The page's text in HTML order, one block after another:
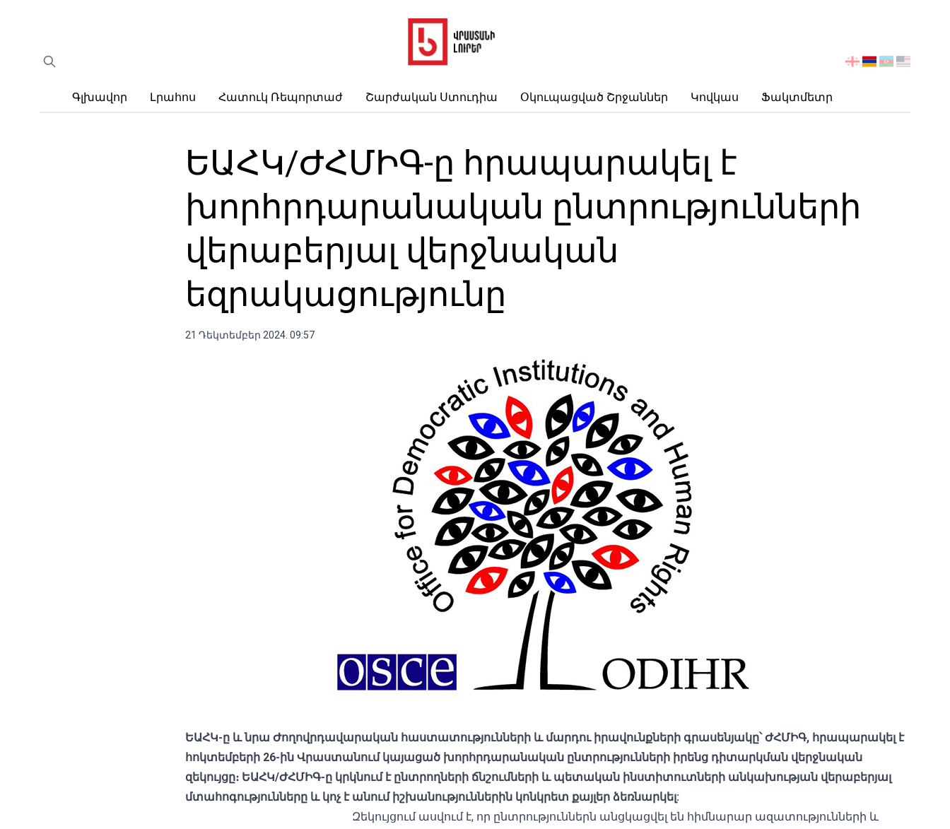
Գլխավոր Լրահոս Հատուկ Ռեպորտաժ Շարժական Ստուդիա Օկուպացված Շրջաններ Կովկաս Ֆակտմետր
აირჩიეთ
ԵԱՀԿ/ԺՀՄԻԳ-ը հրապարակել է
խորհրդարանական ընտրությունների
վերաբերյալ վերջնական
եզրակացությունը
21 Դեկտեմբեր 2024. 09:57
ԵԱՀԿ-ը և նրա Ժողովրդավարական հաստատությունների և մարդու իրավունքների գրասենյակը՝ ԺՀՄԻԳ, հրապարակել է
հոկտեմբերի 26-ին Վրաստանում կայացած խորհրդարանական ընտրությունների իրենց դիտարկման վերջնական
զեկույցը։ ԵԱՀԿ/ԺՀՄԻԳ-ը կրկնում է ընտրողների ճնշումների և պետական ​​ինստիտուտների անկախության վերաբերյալ
մտահոգությունները և կոչ է անում իշխանություններին կոնկրետ քայլեր ձեռնարկել:
Զեկույցում ասվում է, որ ընտրություններն անցկացվել են հիմնարար ազատությունների և